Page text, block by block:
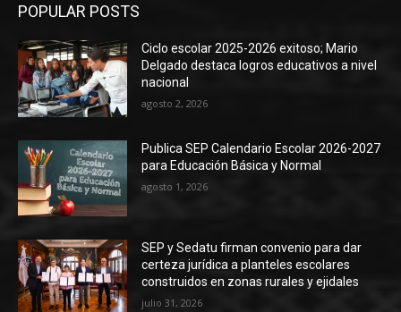
POPULAR POSTS
Ciclo escolar 2025-2026 exitoso; Mario
Delgado destaca logros educativos a nivel
nacional
agosto 2, 2026
Publica SEP Calendario Escolar 2026-2027
para Educación Básica y Normal
agosto 1, 2026
SEP y Sedatu firman convenio para dar
certeza jurídica a planteles escolares
construidos en zonas rurales y ejidales
julio 31, 2026